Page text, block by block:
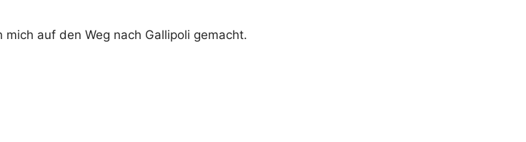
auf den Weg nach Gallipoli gemacht.